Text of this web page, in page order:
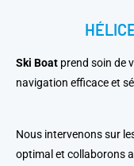
Ski Boat prend soin de
navigation efficace et
Nous intervenons sur
optimal et collaborons